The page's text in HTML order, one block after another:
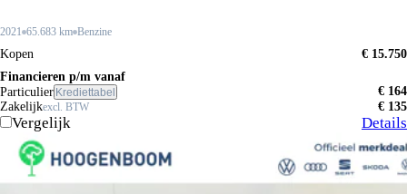
2021 65.683 km Benzine
Kopen
€ 15.750
Financieren p/m vanaf
Particulier Krediettabel
€ 164
Zakelijkexcl. BTW € 135
Vergelijk Details